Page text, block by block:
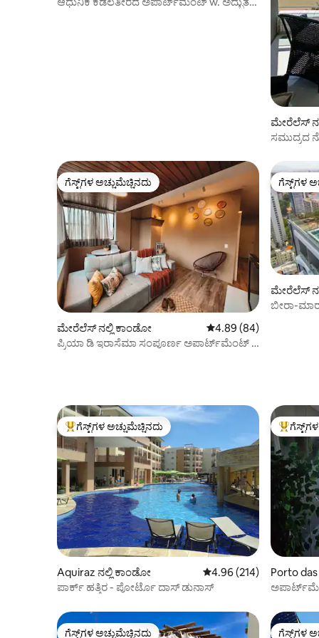
ಮೇರೆಲೆಸ್
ಸಮುದ್ರದ
ಗೆಸ್ಟ್‌ಗಳ ಅಚ್ಚುಮೆಚ್ಚಿನದು
ಗೆಸ್ಟ್‌ಗಳ ಅಚ್ಚುಮೆಚ್ಚಿನದು
ಮೇರೆಲೆಸ್ ನಲ್ಲಿ ಕಾಂಡೋ 5 ರಲ್ಲಿ 4.89 ಸರಾಸರಿ
4.89 (84)
ಪ್ರಿಯಾ ಡಿ ಇರಾಸೆಮಾ ಸಂಪೂರ್ಣ ಅಪಾರ್ಟ್‌ಮೆಂಟ್ 1
ಗೆಸ್ಟ್‌ಗಳ
ಗೆಸ್ಟ್‌ಗಳ
ಮೇರೆಲೆಸ್
ಬೀರಾ-
ಗೆಸ್ಟ್‌ಗಳಿಗೆ ಅತಿ ಹೆಚ್ಚು ಅಚ್ಚುಮೆಚ್ಚಿನದು
ಗೆಸ್ಟ್‌ಗಳ ಅಚ್ಚುಮೆಚ್ಚಿನದು
Aquiraz ನಲ್ಲಿ ಕಾಂಡೋ 5 ರಲ್ಲಿ 4.96 ಸರಾಸರಿ
4.96 (214)
ಪಾರ್ಕ್ ಹತ್ತಿರ - ಪೋರ್ಟೊ ದಾಸ್ ಡುನಾಸ್
ಗೆಸ್ಟ್‌ಗಳಿಗೆ
Porto
ಗೆಸ್ಟ್‌ಗಳ ಅಚ್ಚುಮೆಚ್ಚಿನದು ಗೆಸ್ಟ್‌ಗಳ